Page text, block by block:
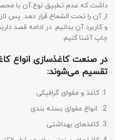
داشت که عدم تطبیق نوع آن با
از آن را تحت الشعاع قرار دهد. پس
و کاربرد آن بدانیم. در ادامه قصد
چاپ آشنا کنیم.
در صنعت کاغذسازی انواع
تقسیم می‌شوند:
کاغذ و مقوای گرافیکی
انواع مقوای بسته بندی
کاغذهای بهداشتی